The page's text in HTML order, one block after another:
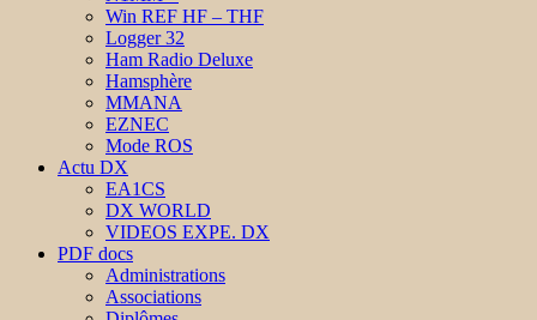
Win REF HF – THF
Logger 32
Ham Radio Deluxe
Hamsphère
MMANA
EZNEC
Mode ROS
Actu DX
EA1CS
DX WORLD
VIDEOS EXPE. DX
PDF docs
Administrations
Associations